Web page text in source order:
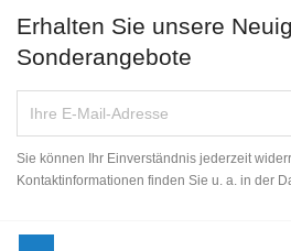
Erhalten Sie unsere
Sonderangebote
Sie können Ihr Einverständnis jederzeit
Kontaktinformationen finden Sie u. a. in der